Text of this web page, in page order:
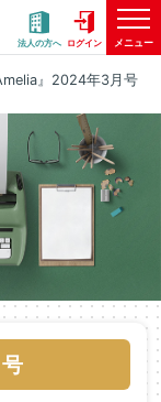
法人の方へ ログイン メニュー
』2024年3月号